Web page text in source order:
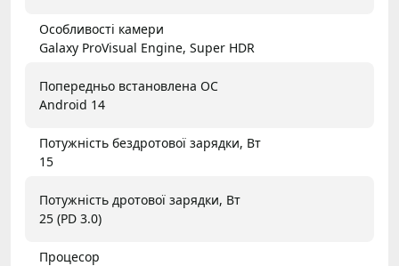
Особливості камери
Galaxy ProVisual Engine, Super HDR
Попередньо встановлена ОС
Android 14
Потужність бездротової зарядки, Вт
15
Потужність дротової зарядки, Вт
25 (PD 3.0)
Процесор